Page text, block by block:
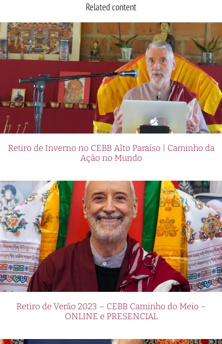
Related content
Retiro de Inverno no CEBB Alto Paraíso | Caminho da
Ação no Mundo
Retiro de Verão 2023 – CEBB Caminho do Meio –
ONLINE e PRESENCIAL